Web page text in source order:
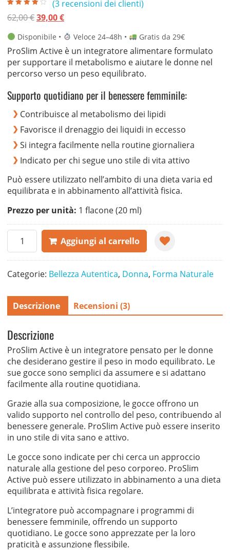
3.67su 5
su base
recensioni
(3recensioni dei clienti)
62,00€Il
originale
era:
62,00 €.
39,00€Il
attuale
è:
39,00 €.
Disponibile • Veloce 24–48h • Gratis da 29€
ProSlim Active è un integratore alimentare formulato
per supportare il metabolismo e aiutare le donne nel
percorso verso un peso equilibrato.
Supporto quotidiano per il benessere femminile:
Contribuisce al metabolismo dei lipidi
Favorisce il drenaggio dei liquidi in eccesso
Si integra facilmente nella routine giornaliera
Indicato per chi segue uno stile di vita attivo
Può essere utilizzato nell’ambito di una dieta varia ed
equilibrata e in abbinamento all’attività fisica.
Prezzo per unità: 1 flacone (20 ml)
ProSlim
Active
gocce
quantità
Aggiungi al carrello
Categorie: Bellezza Autentica, Donna, Forma Naturale
Descrizione Recensioni (3)
Descrizione
ProSlim Active è un integratore pensato per le donne
che desiderano gestire il peso in modo equilibrato. Le
sue gocce sono semplici da assumere e si adattano
facilmente alla routine quotidiana.
Grazie alla sua composizione, le gocce offrono un
valido supporto nel controllo del peso, contribuendo al
benessere generale. ProSlim Active può essere inserito
in uno stile di vita sano e attivo.
Le gocce sono indicate per chi cerca un approccio
naturale alla gestione del peso corporeo. ProSlim
Active può essere utilizzato in abbinamento a una dieta
equilibrata e attività fisica regolare.
L’integratore può accompagnare i programmi di
benessere femminile, offrendo un supporto
quotidiano. Le gocce sono apprezzate per la loro
praticità e assunzione flessibile.